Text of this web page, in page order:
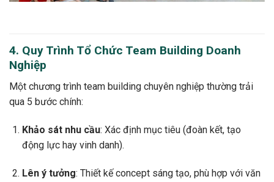
4. Quy Trình Tổ Chức Team Building Doanh
Nghiệp
Một chương trình team building chuyên nghiệp thường trải
qua 5 bước chính:
Khảo sát nhu cầu: Xác định mục tiêu (đoàn kết, tạo
động lực hay vinh danh).
Lên ý tưởng: Thiết kế concept sáng tạo, phù hợp với văn